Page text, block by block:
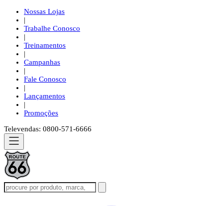
Nossas Lojas
|
Trabalhe Conosco
|
Treinamentos
|
Campanhas
|
Fale Conosco
|
Lançamentos
|
Promoções
Televendas: 0800-571-6666